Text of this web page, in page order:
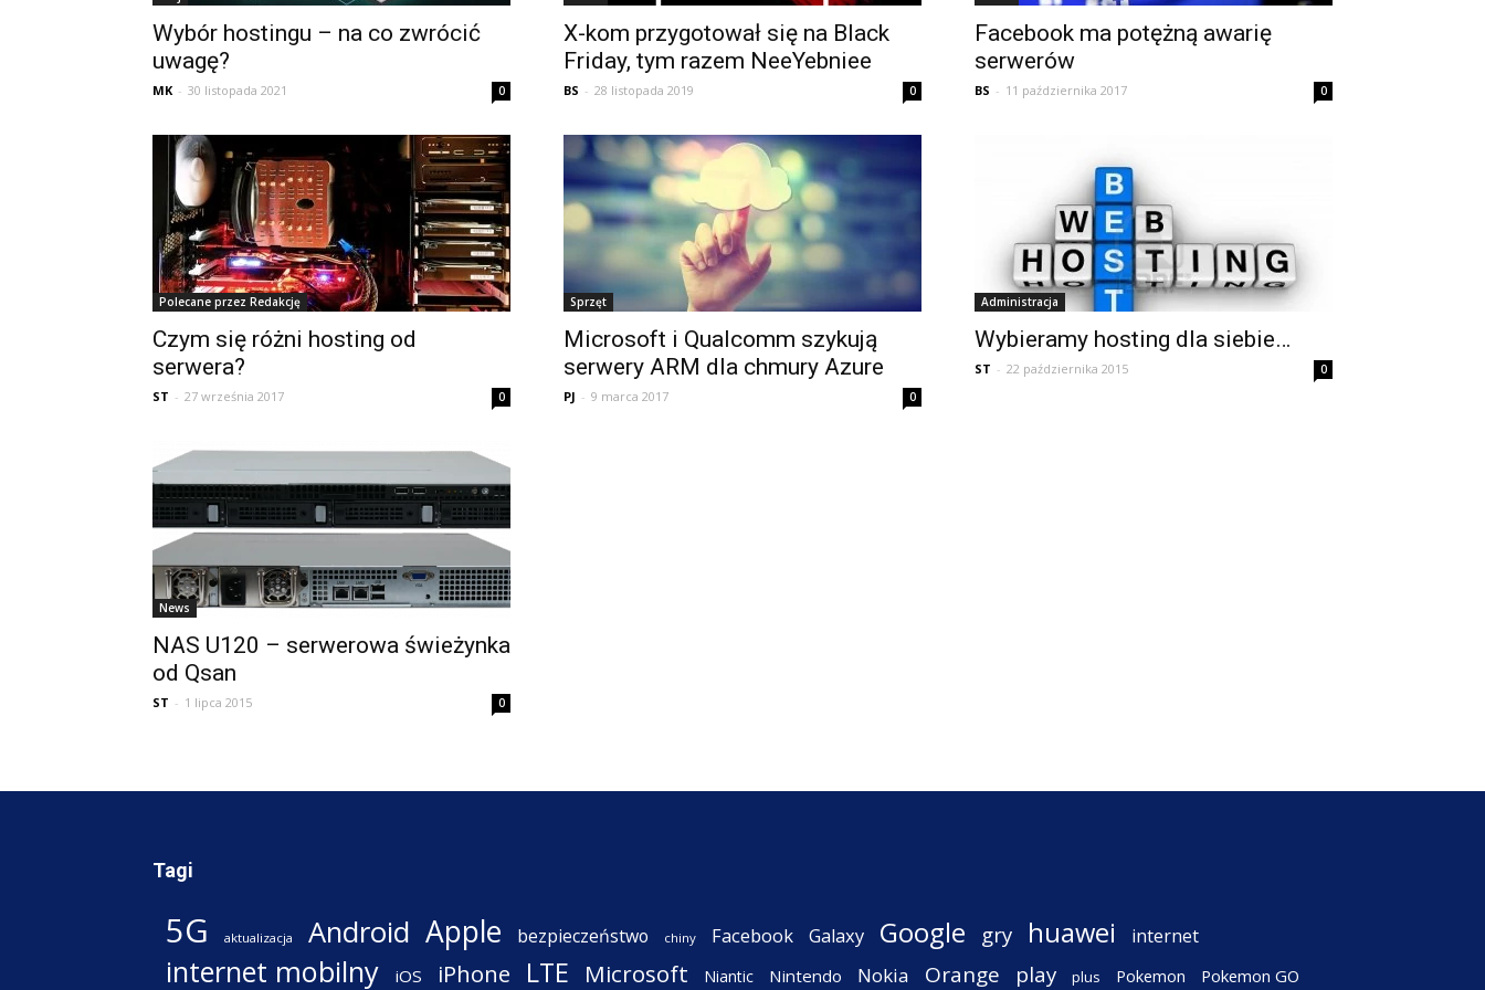
Wybór hostingu – na co zwrócić
uwagę?
MK - 30 listopada 2021 0
X-kom przygotował się na Black
Friday, tym razem NeeYebniee
BS - 28 listopada 2019 0
Facebook ma potężną awarię
serwerów
BS - 11 października 2017 0
Polecane przez Redakcję
Czym się różni hosting od
serwera?
ST - 27 września 2017 0
Sprzęt
Microsoft i Qualcomm szykują
serwery ARM dla chmury Azure
PJ - 9 marca 2017 0
Administracja
Wybieramy hosting dla siebie…
ST - 22 października 2015 0
News
NAS U120 – serwerowa świeżynka
od Qsan
ST - 1 lipca 2015 0
Tagi
5G aktualizacja Android Apple bezpieczeństwo chiny Facebook Galaxy Google gry huawei internet
internet mobilny iOS iPhone LTE Microsoft Niantic Nintendo Nokia Orange play plus Pokemon Pokemon GO